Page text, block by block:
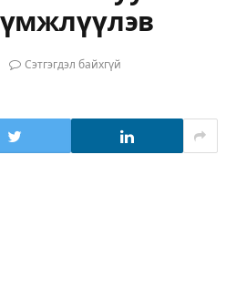
Сэтгэгдэл байхгүй